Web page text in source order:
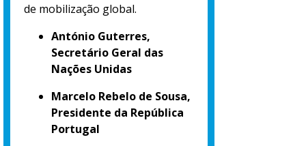
de mobilização global.
António Guterres,
Secretário Geral das
Nações Unidas
Marcelo Rebelo de Sousa,
Presidente da República
Portugal